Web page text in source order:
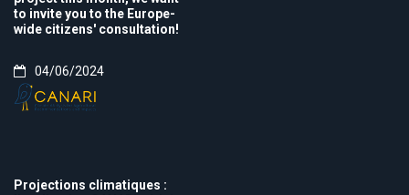
to invite you to the Europe-
wide citizens' consultation!
04/06/2024
Projections climatiques :